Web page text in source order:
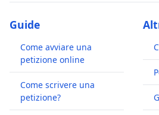
Guide
Come avviare una
petizione online
Come scrivere una
petizione?